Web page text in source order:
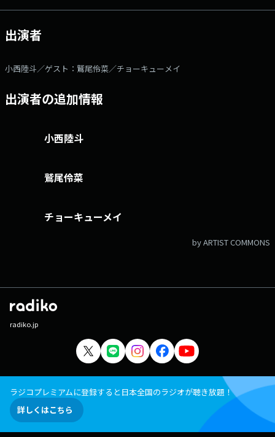
出演者
小西陸斗／ゲスト：鷲尾伶菜／チョーキューメイ
出演者の追加情報
小西陸斗
鷲尾伶菜
チョーキューメイ
by ARTIST COMMONS
radiko.jp
ラジコプレミアムに登録すると日本全国のラジオが聴き放題！
詳しくはこちら